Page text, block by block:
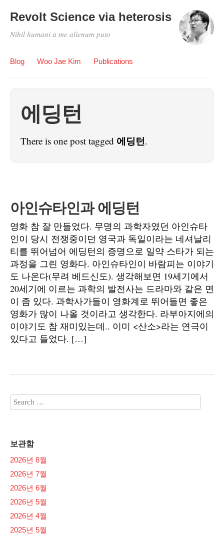
Revolt Science via heterosis
Nihil humani a me alienum puto
Blog Woo Jae Kim Publications
에딩턴
There is one post tagged 에딩턴.
아인슈타인과 에딩턴
영화 참 잘 만들었다. 무명의 과학자였던 아인슈타
인이 당시 전쟁중이던 영국과 독일이라는 네셔날리
티를 뛰어넘어 에딩턴의 증명으로 일약 스타가 되는
과정을 그린 영화다. 아인슈타인이 바람피는 이야기
도 나온다(무려 베드신도). 생각해보면 19세기에서
20세기에 이르는 과학의 발전사는 드라마와 같은 면
이 좀 있다. 과학사가들이 영화계로 뛰어들면 좋은
영화가 많이 나올 것이라고 생각한다. 라부아지에의
이야기도 참 재미있는데.. 이미 <산소>라는 연극이
있다고 들었다. […]
보관함
2026년 8월
2026년 7월
2026년 6월
2026년 5월
2026년 4월
2025년 5월